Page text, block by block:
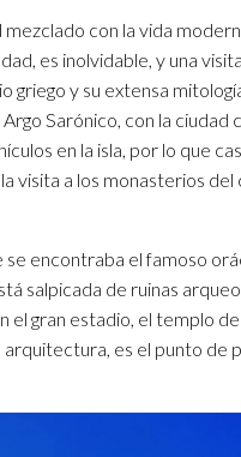
con la vida
es inolvidable, y una
y su extensa
Sarónico, con la ciudad
en la isla, por lo que
visita a los monasterios del
encontraba el famoso
salpicada de ruinas
el gran estadio, el templo
es el punto de